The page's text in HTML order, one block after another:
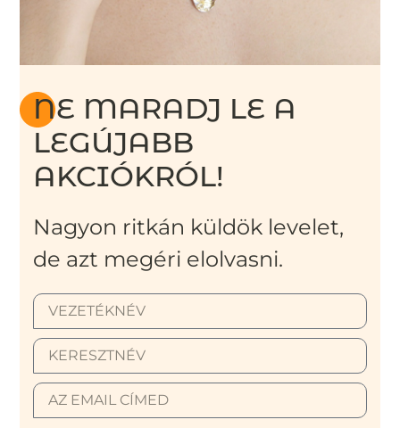
NE MARADJ LE A
LEGÚJABB
AKCIÓKRÓL!
Nagyon ritkán küldök levelet,
de azt megéri elolvasni.